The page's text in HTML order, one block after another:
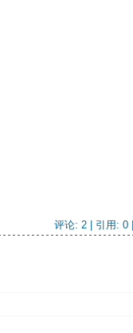
评论: 2 | 引用: 0